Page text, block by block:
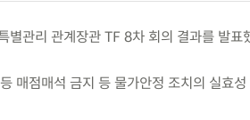
별관리 관계장관 TF 8차 회의 결과를 발표
매점매석 금지 등 물가안정 조치의 실효